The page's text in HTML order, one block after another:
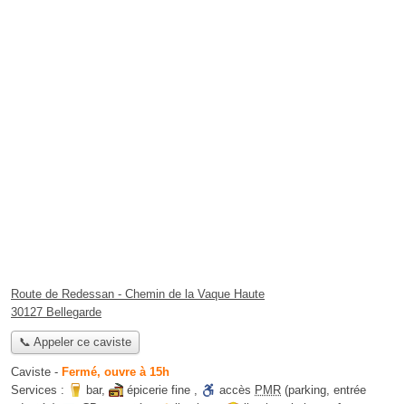
Route de Redessan - Chemin de la Vaque Haute
30127 Bellegarde
📞 Appeler ce caviste
Caviste - Fermé, ouvre à 15h
Services :
bar, épicerie fine , accès PMR (parking, entrée